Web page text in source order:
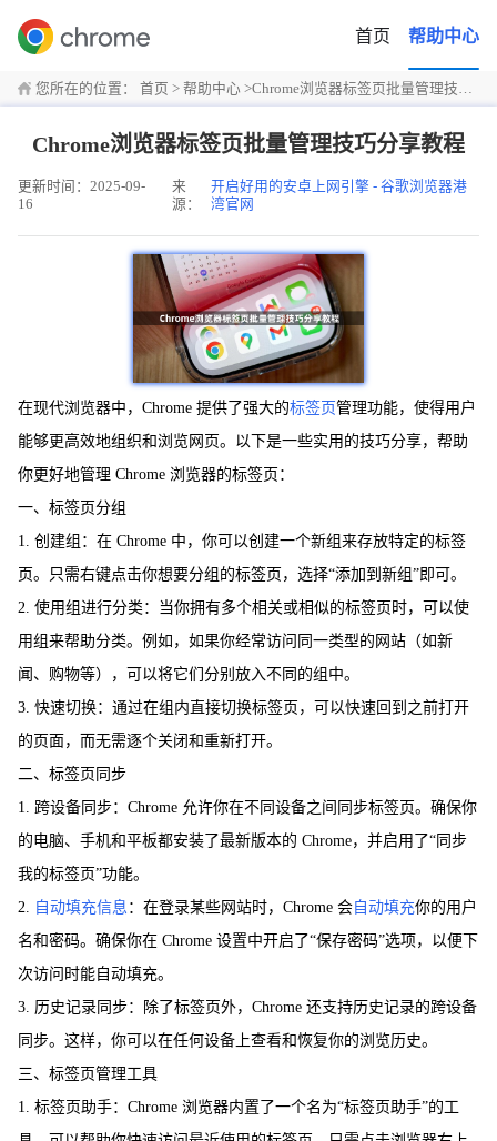
首页 帮助中心
您所在的位置： 首页 > 帮助中心 >Chrome浏览器标签页批量管理技巧分享教程
Chrome浏览器标签页批量管理技巧分享教程
更新时间：2025-09-
16
来
源：
开启好用的安卓上网引擎 - 谷歌浏览器港
湾官网
在现代浏览器中，Chrome 提供了强大的标签页管理功能，使得用户
能够更高效地组织和浏览网页。以下是一些实用的技巧分享，帮助
你更好地管理 Chrome 浏览器的标签页：
一、标签页分组
1. 创建组：在 Chrome 中，你可以创建一个新组来存放特定的标签
页。只需右键点击你想要分组的标签页，选择“添加到新组”即可。
2. 使用组进行分类：当你拥有多个相关或相似的标签页时，可以使
用组来帮助分类。例如，如果你经常访问同一类型的网站（如新
闻、购物等），可以将它们分别放入不同的组中。
3. 快速切换：通过在组内直接切换标签页，可以快速回到之前打开
的页面，而无需逐个关闭和重新打开。
二、标签页同步
1. 跨设备同步：Chrome 允许你在不同设备之间同步标签页。确保你
的电脑、手机和平板都安装了最新版本的 Chrome，并启用了“同步
我的标签页”功能。
2. 自动填充信息 ：在登录某些网站时，Chrome 会 自动填充你的用户
名和密码。确保你在 Chrome 设置中开启了“保存密码”选项，以便下
次访问时能自动填充。
3. 历史记录同步：除了标签页外，Chrome 还支持历史记录的跨设备
同步。这样，你可以在任何设备上查看和恢复你的浏览历史。
三、标签页管理工具
1. 标签页助手：Chrome 浏览器内置了一个名为“标签页助手”的工